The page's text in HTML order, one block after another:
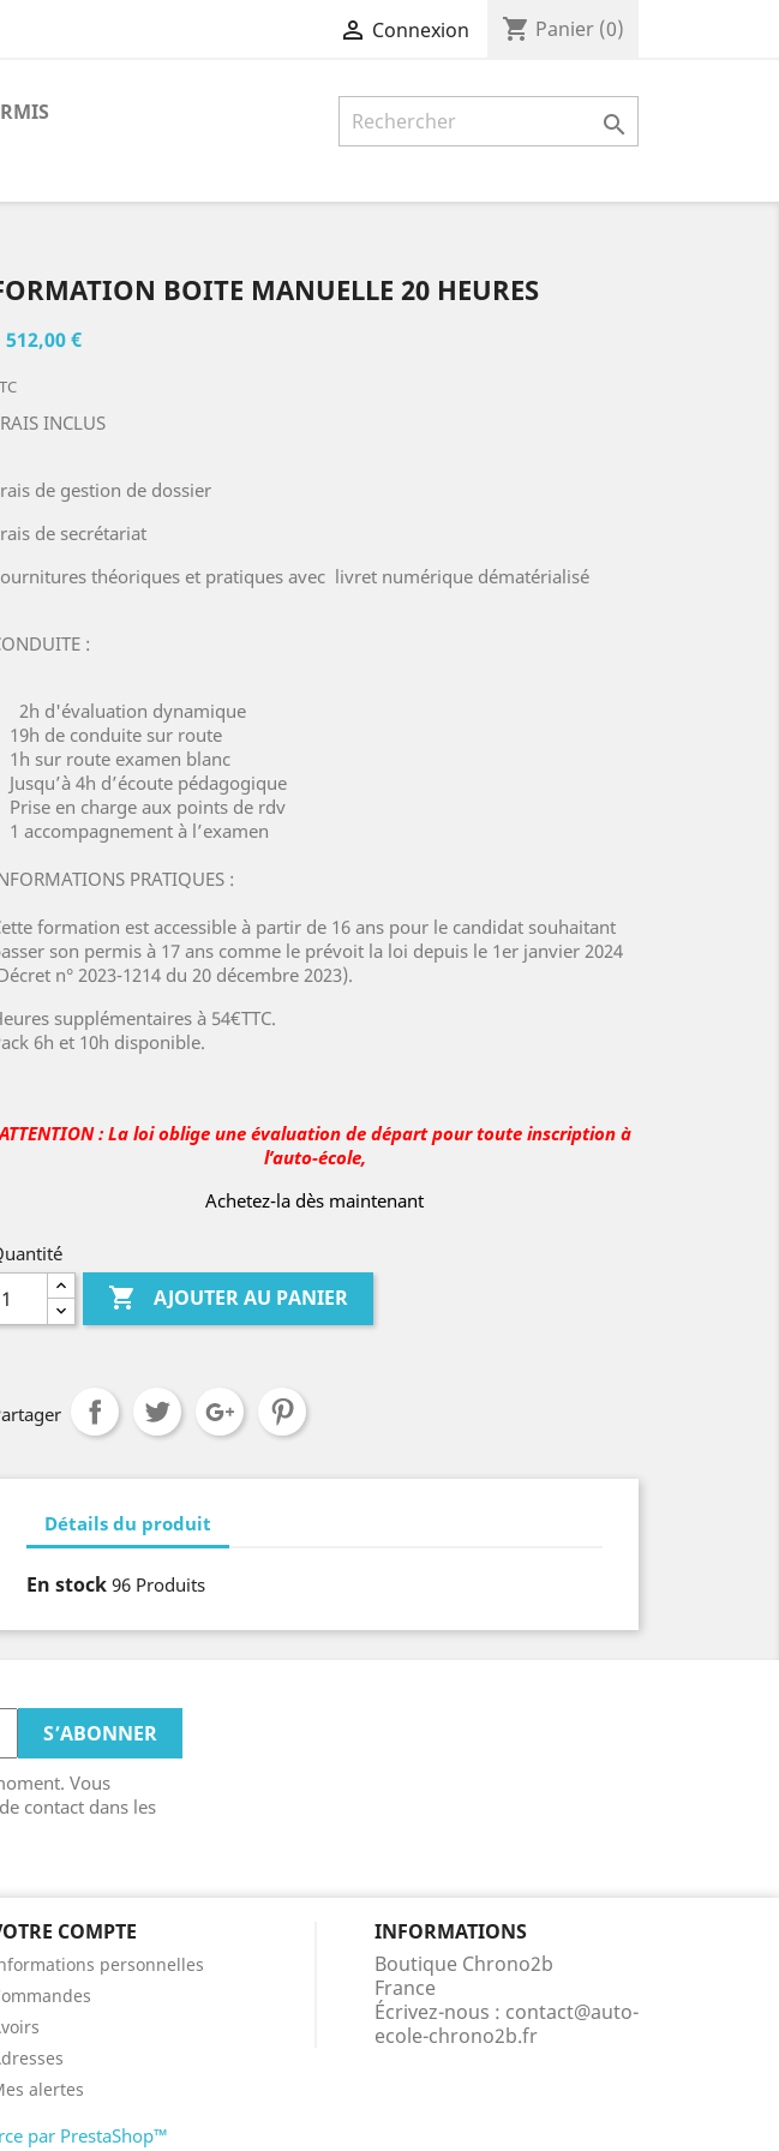
 Connexion shopping_cart Panier (0)

BOITE MANUELLE 20 HEURES
512,00 €
INCLUS
de gestion de dossier
de secrétariat
théoriques et pratiques avec livret numérique dématérialisé
:
2h d'évaluation dynamique
19h de conduite sur route
1h sur route examen blanc
Jusqu’à 4h d’écoute pédagogique
Prise en charge aux points de rdv
1 accompagnement à l’examen
PRATIQUES :
formation est accessible à partir de 16 ans pour le candidat souhaitant
son permis à 17 ans comme le prévoit la loi depuis le 1er janvier 2024
n° 2023-1214 du 20 décembre 2023).
supplémentaires à 54€TTC.
6h et 10h disponible.
: La loi oblige une évaluation de départ pour toute inscription à
l’auto-école,
Achetez-la dès maintenant
 AJOUTER AU PANIER
Détails du produit
En stock 96 Produits
Vous
contact dans les
COMPTE
personnelles
alertes
INFORMATIONS
Boutique Chrono2b
France
Écrivez-nous : contact@auto-
ecole-chrono2b.fr
par PrestaShop™